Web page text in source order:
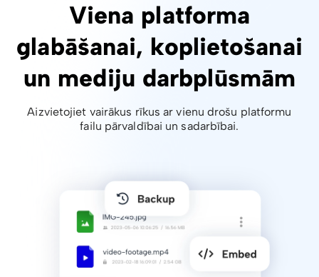
Viena platforma
glabāšanai, koplietošanai
un mediju darbplūsmām
Aizvietojiet vairākus rīkus ar vienu drošu platformu
failu pārvaldībai un sadarbībai.